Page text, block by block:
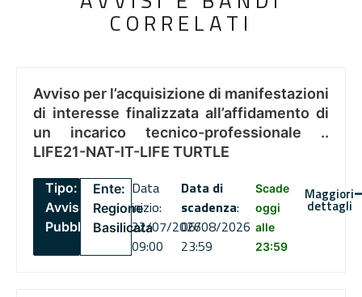
CORRELATI
Avviso per l’acquisizione di manifestazioni
di interesse finalizzata all’affidamento di
un incarico tecnico-professionale ..
LIFE21-NAT-IT-LIFE TURTLE
Tipo:
Avviso
Pubblico
Ente:
Regione
Basilicata
Data
inizio:
22/07/2026
09:00
Data di
scadenza:
06/08/2026
23:59
Scade
oggi
alle
23:59
Maggiori
dettagli